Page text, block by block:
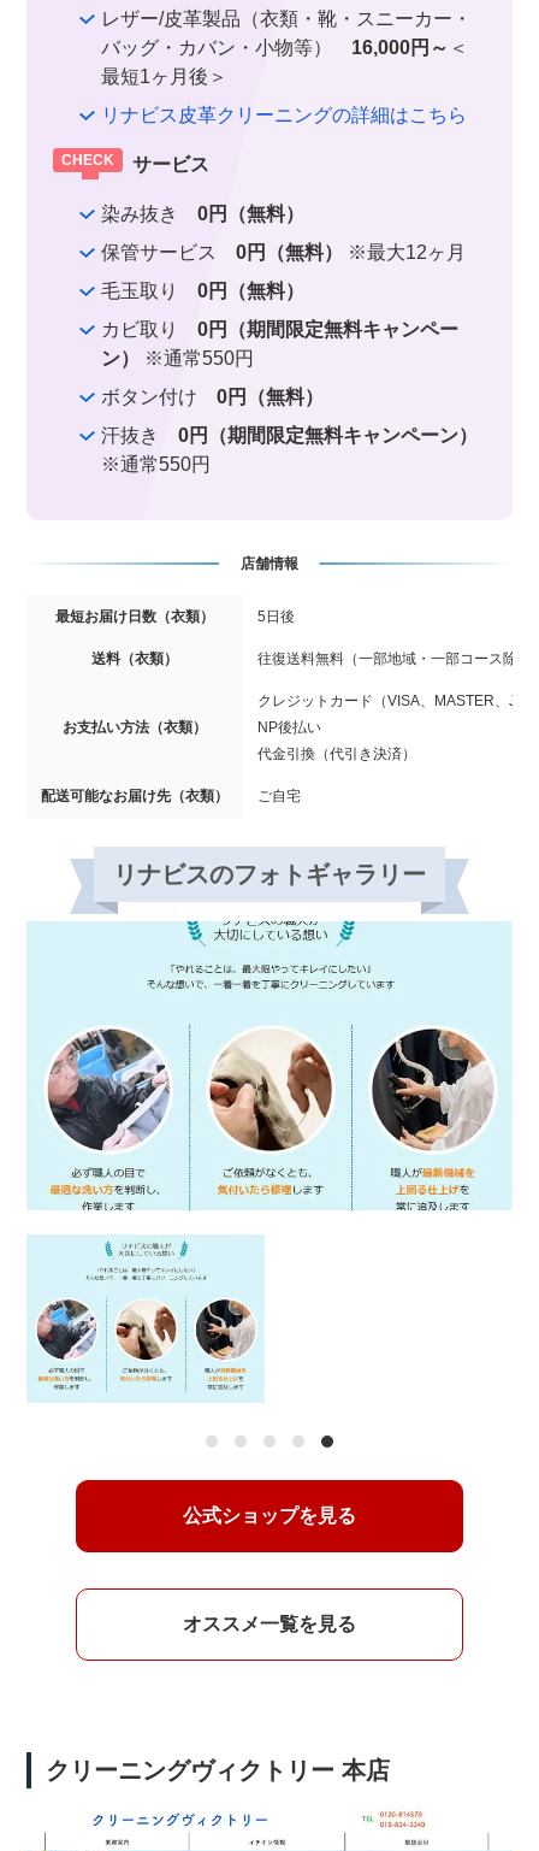
レザー/皮革製品（衣類・靴・スニーカー・
バッグ・カバン・小物等） 16,000円～ ＜
最短1ヶ月後＞
リナビス皮革クリーニングの詳細はこちら
サービス
染み抜き0円（無料）
保管サービス0円（無料）
※最大12ヶ月
毛玉取り0円（無料）
カビ取り0円（期間限定無料キャンペー
ン）
※通常550円
ボタン付け0円（無料）
汗抜き0円（期間限定無料キャンペーン）
※通常550円
店舗情報
最短お届け日数（衣類） 5日後
送料（衣類） 往復送料無料（一部地域・一部コース除く
お支払い方法（衣類）
クレジットカード（VISA、MASTER、
NP後払い
代金引換（代引き決済）
配送可能なお届け先（衣類） ご自宅
リナビスのフォトギャラリー
1 2 3 4
公式ショップを見る
オススメ一覧を見る
クリーニングヴィクトリー 本店